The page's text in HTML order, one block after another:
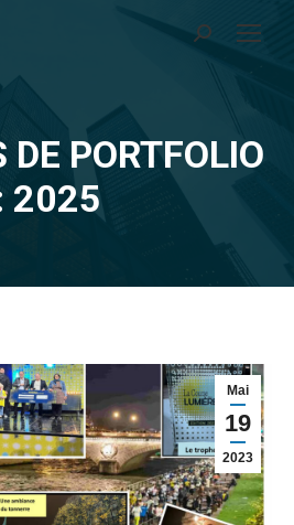
Recherche
PORTFOLIO
2025
Mai
19
2023